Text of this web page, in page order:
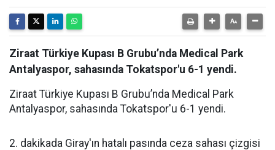
Ziraat Türkiye Kupası B Grubu’nda Medical Park
Antalyaspor, sahasında Tokatspor'u 6-1 yendi.
Ziraat Türkiye Kupası B Grubu’nda Medical Park
Antalyaspor, sahasında Tokatspor'u 6-1 yendi.
2. dakikada Giray'ın hatalı pasında ceza sahası çizgisi